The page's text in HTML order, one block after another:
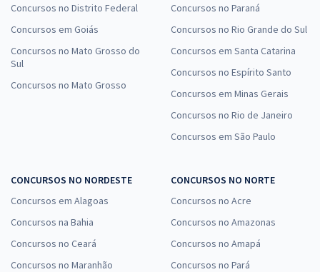
Concursos no Distrito Federal
Concursos em Goiás
Concursos no Mato Grosso do
Sul
Concursos no Mato Grosso
Concursos no Paraná
Concursos no Rio Grande do Sul
Concursos em Santa Catarina
Concursos no Espírito Santo
Concursos em Minas Gerais
Concursos no Rio de Janeiro
Concursos em São Paulo
CONCURSOS NO NORDESTE
Concursos em Alagoas
Concursos na Bahia
Concursos no Ceará
Concursos no Maranhão
CONCURSOS NO NORTE
Concursos no Acre
Concursos no Amazonas
Concursos no Amapá
Concursos no Pará